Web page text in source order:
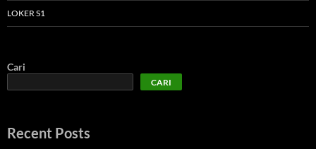
LOKER S1
Cari
CARI
Recent Posts